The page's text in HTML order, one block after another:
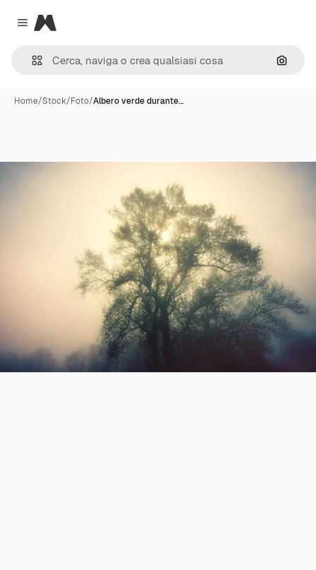
Close menu
Magnific
Cerca
Home/Stock/Foto/Albero verde durante…